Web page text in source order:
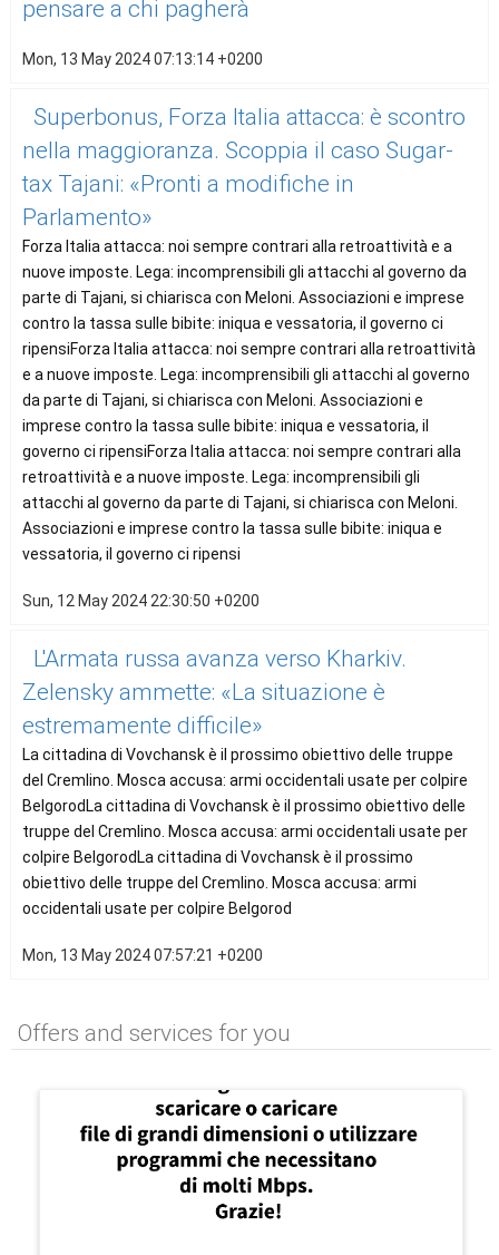
pensare a chi pagherà
Mon, 13 May 2024 07:13:14 +0200
Superbonus, Forza Italia attacca: è scontro
nella maggioranza. Scoppia il caso Sugar-
tax Tajani: «Pronti a modifiche in
Parlamento»
Forza Italia attacca: noi sempre contrari alla retroattività e a
nuove imposte. Lega: incomprensibili gli attacchi al governo da
parte di Tajani, si chiarisca con Meloni. Associazioni e imprese
contro la tassa sulle bibite: iniqua e vessatoria, il governo ci
ripensiForza Italia attacca: noi sempre contrari alla retroattività
e a nuove imposte. Lega: incomprensibili gli attacchi al governo
da parte di Tajani, si chiarisca con Meloni. Associazioni e
imprese contro la tassa sulle bibite: iniqua e vessatoria, il
governo ci ripensiForza Italia attacca: noi sempre contrari alla
retroattività e a nuove imposte. Lega: incomprensibili gli
attacchi al governo da parte di Tajani, si chiarisca con Meloni.
Associazioni e imprese contro la tassa sulle bibite: iniqua e
vessatoria, il governo ci ripensi
Sun, 12 May 2024 22:30:50 +0200
L'Armata russa avanza verso Kharkiv.
Zelensky ammette: «La situazione è
estremamente difficile»
La cittadina di Vovchansk è il prossimo obiettivo delle truppe
del Cremlino. Mosca accusa: armi occidentali usate per colpire
BelgorodLa cittadina di Vovchansk è il prossimo obiettivo delle
truppe del Cremlino. Mosca accusa: armi occidentali usate per
colpire BelgorodLa cittadina di Vovchansk è il prossimo
obiettivo delle truppe del Cremlino. Mosca accusa: armi
occidentali usate per colpire Belgorod
Mon, 13 May 2024 07:57:21 +0200
Offers and services for you